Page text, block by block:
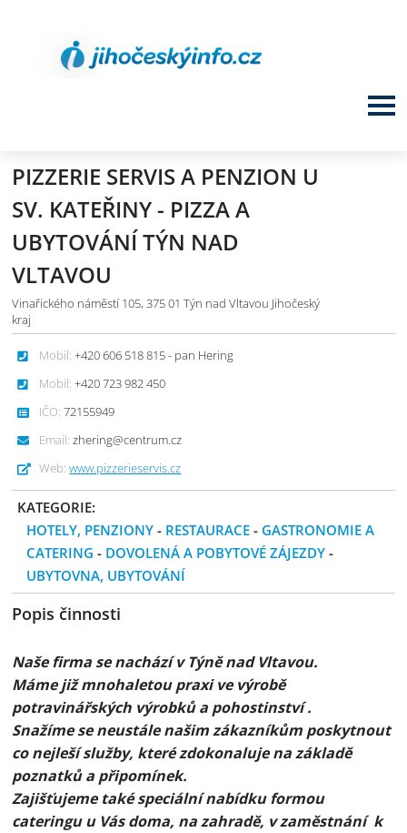
PIZZERIE SERVIS A PENZION U
SV. KATEŘINY - PIZZA A
UBYTOVÁNÍ TÝN NAD
VLTAVOU
Vinařického náměstí 105, 375 01 Týn nad Vltavou Jihočeský
kraj
Mobil: +420 606 518 815 - pan Hering
Mobil: +420 723 982 450
IČO: 72155949
Email: zhering@centrum.cz
Web: www.pizzerieservis.cz
KATEGORIE:
HOTELY, PENZIONY- RESTAURACE - GASTRONOMIE A
CATERING - DOVOLENÁ A POBYTOVÉ ZÁJEZDY -
UBYTOVNA, UBYTOVÁNÍ
Popis činnosti
Naše firma se nachází v Týně nad Vltavou.
Máme již mnohaletou praxi ve výrobě
potravinářských výrobků a pohostinství .
Snažíme se neustále našim zákazníkům poskytnout
co nejleší služby, které zdokonaluje na základě
poznatků a připomínek.
Zajišťujeme také speciální nabídku formou
cateringu u Vás doma, na zahradě, v zaměstnání k